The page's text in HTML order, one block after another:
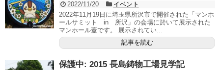
2022/11/20
イベント
2022年11月19日に埼玉県所沢市で開催された「マンホ
ールサミット in 所沢」の会場に於いて展示された
マンホール蓋です。 展示されてい...
記事を読む
保護中: 2015 長島鋳物工場見学記